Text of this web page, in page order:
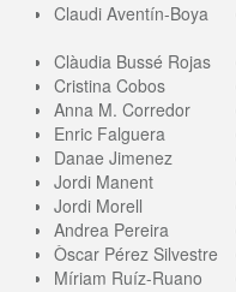
Claudi Aventín-Boya
Clàudia Bussé Rojas
Cristina Cobos
Anna M. Corredor
Enric Falguera
Danae Jimenez
Jordi Manent
Jordi Morell
Andrea Pereira
Òscar Pérez Silvestre
Míriam Ruíz-Ruano